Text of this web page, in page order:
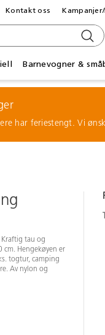
Barnevogner &
Kontakt oss
har feriestengt. Vi
tau og
cm. Hengekøyen er
togtur, camping
Av nylon og